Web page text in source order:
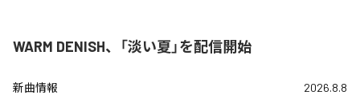
WARM DENISH、「淡い夏」を配信開始
新曲情報 2026.8.8